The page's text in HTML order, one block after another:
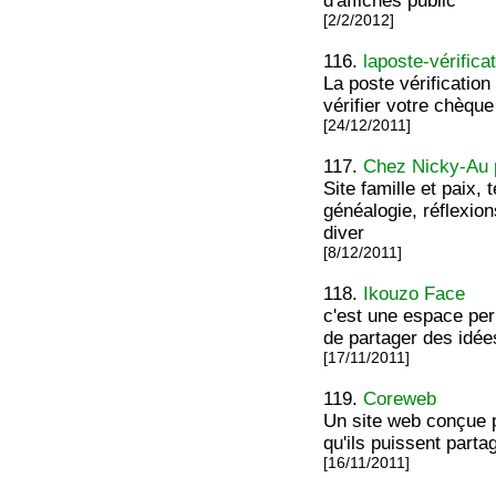
[2/2/2012]
116. laposte-
La poste
vérifier votre
[24/12/2011]
117.Chez Nicky-Au
Site famille et paix,
généalogie,
diver
[8/12/2011]
118. Ikouzo Face
c'est une espace
de partager des
[17/11/2011]
119.Coreweb
Un site web conçue
qu'ils puissent
[16/11/2011]